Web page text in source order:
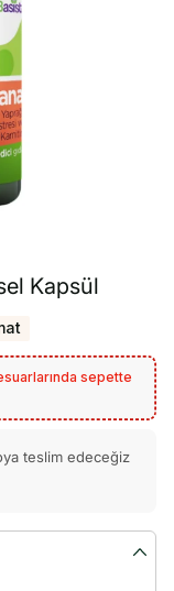
Kapsül
sepette
teslim edeceğiz